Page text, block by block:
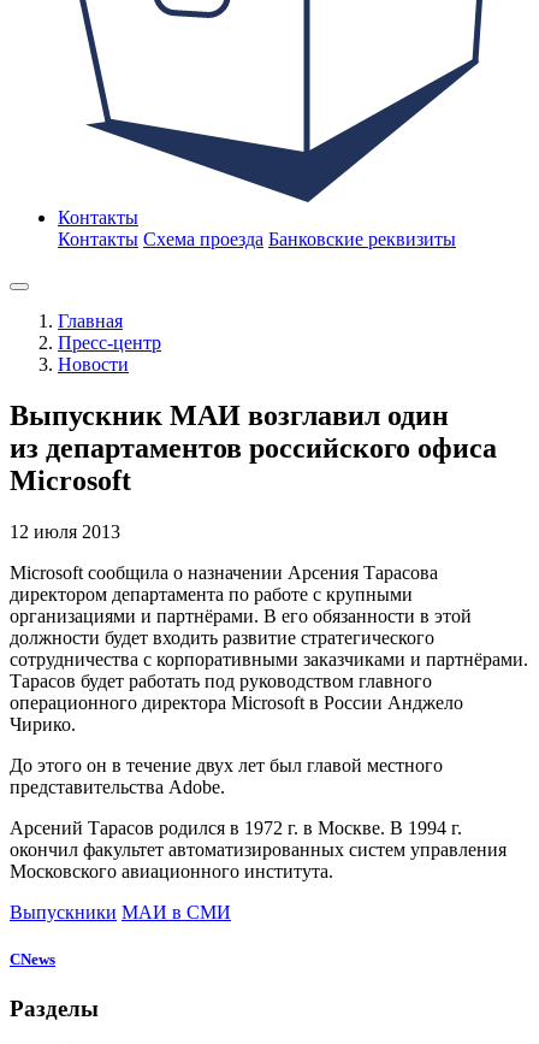
Контакты
Контакты Схема проезда Банковские реквизиты
Главная
Пресс-центр
Новости
Выпускник МАИ возглавил один
из департаментов российского офиса
Microsoft
12 июля 2013
Microsoft сообщила о назначении Арсения Тарасова
директором департамента по работе с крупными
организациями и партнёрами. В его обязанности в этой
должности будет входить развитие стратегического
сотрудничества с корпоративными заказчиками и партнёрами.
Тарасов будет работать под руководством главного
операционного директора Microsoft в России Анджело
Чирико.
До этого он в течение двух лет был главой местного
представительства Adobe.
Арсений Тарасов родился в 1972 г. в Москве. В 1994 г.
окончил факультет автоматизированных систем управления
Московского авиационного института.
Выпускники МАИ в СМИ
CNews
Разделы